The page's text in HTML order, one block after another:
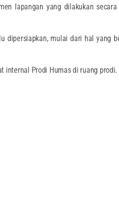
lapangan yang dilakukan
dipersiapkan, mulai dari hal yang
internal Prodi Humas di ruang prodi.